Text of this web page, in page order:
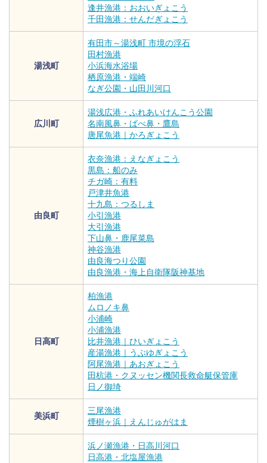
逢井漁港：おおいぎょこう
千田漁港：せんだぎょこう
湯浅町
有田市～湯浅町 市境の浮石
田村漁港
小浜海水浴場
栖原漁港・端崎
なぎ公園・山田川河口
広川町
湯浅広港・ふれあいけんこう公園
名南風鼻・ばべ鼻・鷹島
唐尾魚港｜かろぎょこう
由良町
衣奈漁港：えなぎょこう
黒島：船のみ
チガ崎：有料
戸津井魚港
十九島：つるしま
小引漁港
大引漁港
下山鼻・鹿尾菜島
神谷漁港
由良海つり公園
由良漁港・海上自衛隊阪神基地
日高町
柏漁港
ムロノキ鼻
小浦崎
小浦漁港
比井漁港｜ひいぎょこう
産湯漁港｜うぶゆぎょこう
阿尾漁港｜あおぎょこう
田杭港・クヌッセン機関長救命艇保管庫
日ノ御埼
美浜町
三尾漁港
煙樹ヶ浜｜えんじゅがはま
浜ノ瀬漁港・日高川河口
日高港・北塩屋漁港